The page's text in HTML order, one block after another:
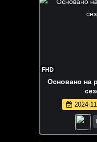
FHD
Основано на
2024-